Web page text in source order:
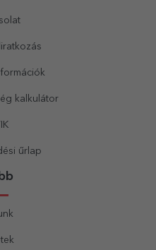
kalkulátor
űrlap